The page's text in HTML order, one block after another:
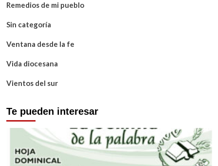
Remedios de mi pueblo
Sin categoría
Ventana desde la fe
Vida diocesana
Vientos del sur
Te pueden interesar